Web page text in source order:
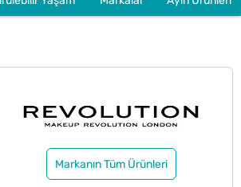
Markanın Tüm Ürünleri